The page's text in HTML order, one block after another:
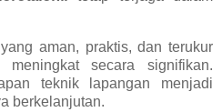
aman, praktis, dan terukur
secara signifikan.
teknik lapangan menjadi
berkelanjutan.